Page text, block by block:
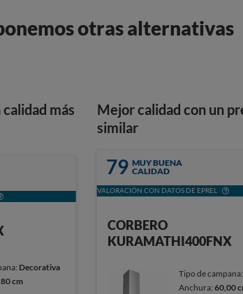
otras alternativas
más
Decorativa
cm
Mejor calidad con un
similar
79 MUY BUENA
CALIDAD
VALORACIÓN CON DATOS DE EPREL
CORBERO
KURAMATHI400FNX
Tipo de
Anchura:60,00